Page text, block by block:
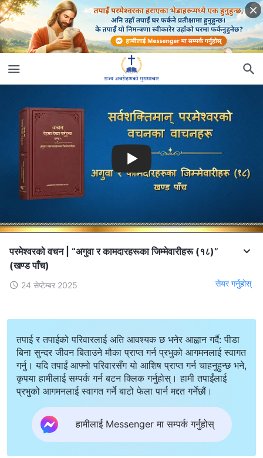
परमेश्‍वरको वचन | “अगुवा र कामदारहरूका जिम्‍मेवारीहरू (१८)”
(खण्ड पाँच)
24 सेप्टेम्बर 2025 सेयर गर्नुहोस्
तपाई र तपाईको परिवारलाई अति आवश्यक छ भनेर आह्वान गर्दै: पीडा
बिना सुन्दर जीवन बिताउने मौका प्राप्त गर्न प्रभुको आगमनलाई स्वागत
गर्नु। यदि तपाईं आफ्नो परिवारसँग यो आशिष प्राप्त गर्न चाहनुहुन्छ भने,
कृपया हामीलाई सम्पर्क गर्न बटन क्लिक गर्नुहोस्। हामी तपाईंलाई
प्रभुको आगमनलाई स्वागत गर्ने बाटो फेला पार्न मद्दत गर्नेछौं।
हामीलाई Messenger मा सम्पर्क गर्नुहोस्